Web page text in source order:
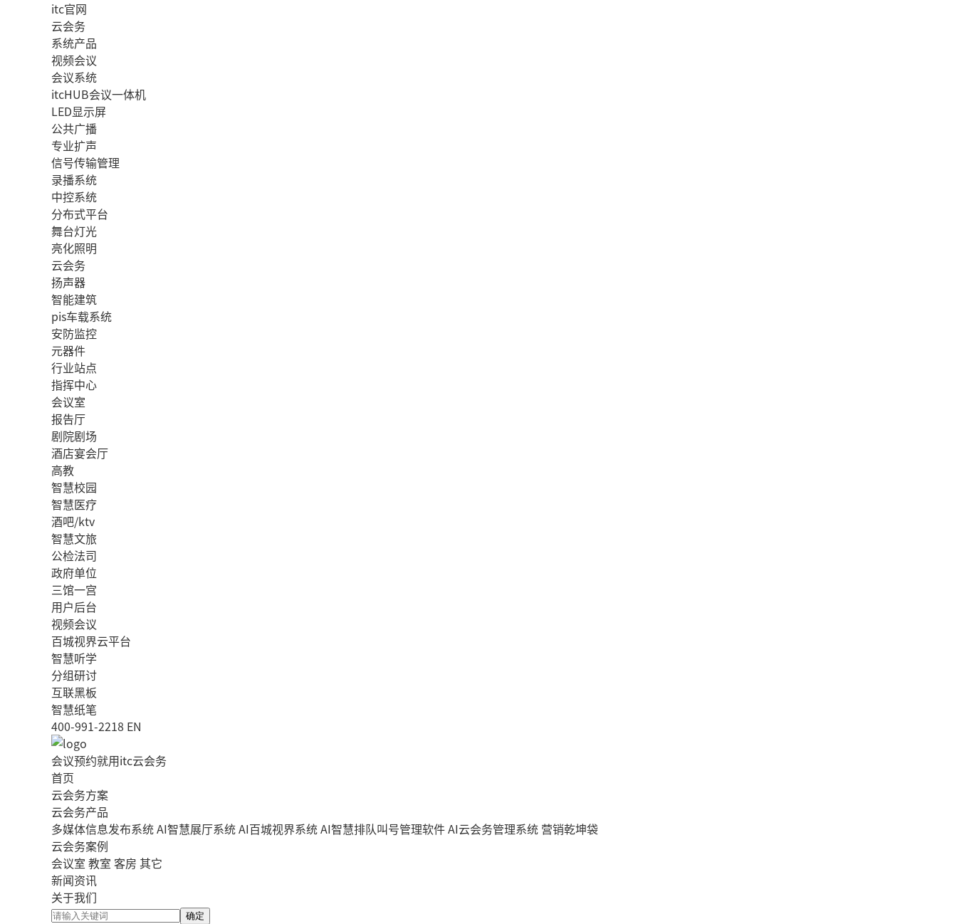
itc官网
云会务
系统产品
视频会议
会议系统
itcHUB会议一体机
LED显示屏
公共广播
专业扩声
信号传输管理
录播系统
中控系统
分布式平台
舞台灯光
亮化照明
云会务
扬声器
智能建筑
pis车载系统
安防监控
元器件
行业站点
指挥中心
会议室
报告厅
剧院剧场
酒店宴会厅
高教
智慧校园
智慧医疗
酒吧/ktv
智慧文旅
公检法司
政府单位
三馆一宫
用户后台
视频会议
百城视界云平台
智慧听学
分组研讨
互联黑板
智慧纸笔
400-991-2218 EN
会议预约就用itc云会务
首页
云会务方案
云会务产品
多媒体信息发布系统AI智慧展厅系统AI百城视界系统AI智慧排队叫号管理软件AI云会务管理系统 营销乾坤袋
云会务案例
会议室 教室 客房 其它
新闻资讯
关于我们
确定